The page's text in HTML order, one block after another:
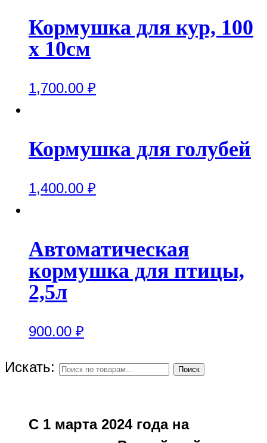
Кормушка для кур, 100
х 10см
1,700.00 ₽
Кормушка для голубей
1,400.00 ₽
Автоматическая
кормушка для птицы,
2,5л
900.00 ₽
Искать: Поиск
С 1 марта 2024 года на